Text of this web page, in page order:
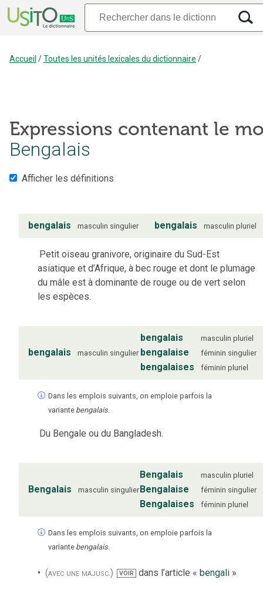
Accueil /Toutes les unités lexicales du dictionnaire /
Expressions contenant le
Bengalais
Afficher les définitions
bengalais masculin singulier bengalais masculin pluriel
Petit oiseau granivore, originaire du Sud-Est
asiatique et d’Afrique, à bec rouge et dont le plumage
du mâle est à dominante de rouge ou de vert selon
les espèces.
bengalais masculin singulier
bengalais masculin pluriel
bengalaise féminin singulier
bengalaises féminin pluriel
Dans les emplois suivants, on emploie parfois la
variante bengalais.
Du Bengale ou du Bangladesh.
Bengalais masculin singulier
Bengalais masculin pluriel
Bengalaise féminin singulier
Bengalaises féminin pluriel
Dans les emplois suivants, on emploie parfois la
variante bengalais.
(avec une majusc.) VOIR dans l’article « bengali»